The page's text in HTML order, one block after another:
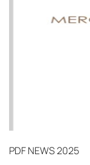
PDFNEWS 2025